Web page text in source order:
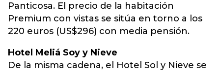
Panticosa. El precio de la habitación
Premium con vistas se sitúa en torno a los
220 euros (US$296) con media pensión.
Hotel Meliá Soy y Nieve
De la misma cadena, el Hotel Sol y Nieve se